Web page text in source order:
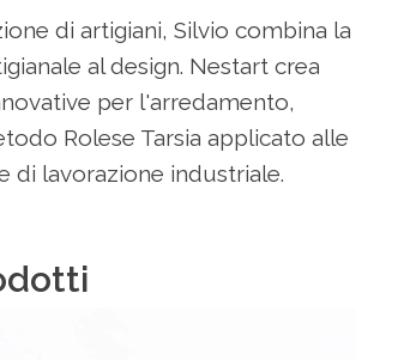
di artigiani, Silvio combina la
al design. Nestart crea
per l'arredamento,
Rolese Tarsia applicato alle
di lavorazione industriale.